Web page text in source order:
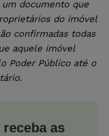
documento que
do imóvel
confirmadas todas
aquele imóvel
Poder Público até o
as